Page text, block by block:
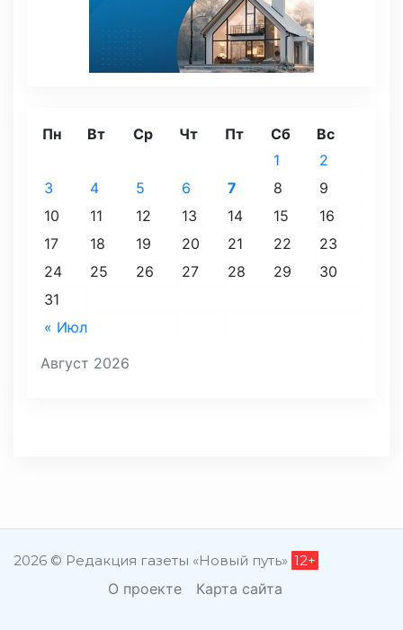
Август 2026
Пн Вт Ср Чт Пт Сб Вс
« Июл
1
2
3
4 5 6 7 8
9
10
11 12 13 14 15
16
17
18 19 20 21 22
23
24
25 26 27 28 29
30
31
2026 © Редакция газеты «Новый путь» 12+
О проекте Карта сайта